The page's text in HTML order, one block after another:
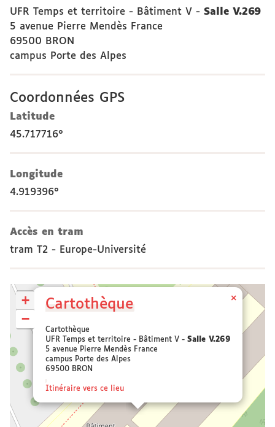
UFR Temps et territoire - Bâtiment V - Salle V.269
5 avenue Pierre Mendès France
69500 BRON
campus Porte des Alpes
Coordonnées GPS
Latitude
45.717716°
Longitude
4.919396°
Accès en tram
tram T2 - Europe-Université
Cartothèque
Cartothèque
UFR Temps et territoire - Bâtiment V - Salle V.269
5 avenue Pierre Mendès France
campus Porte des Alpes
69500 BRON
Itinéraire vers ce lieu
×
+
−